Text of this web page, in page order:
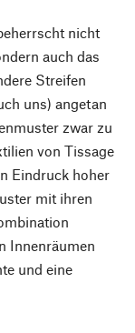
nicht
auch das
Streifen
uns) angetan
zwar zu
von Tissage
Eindruck hoher
mit ihren
Innenräumen
und eine